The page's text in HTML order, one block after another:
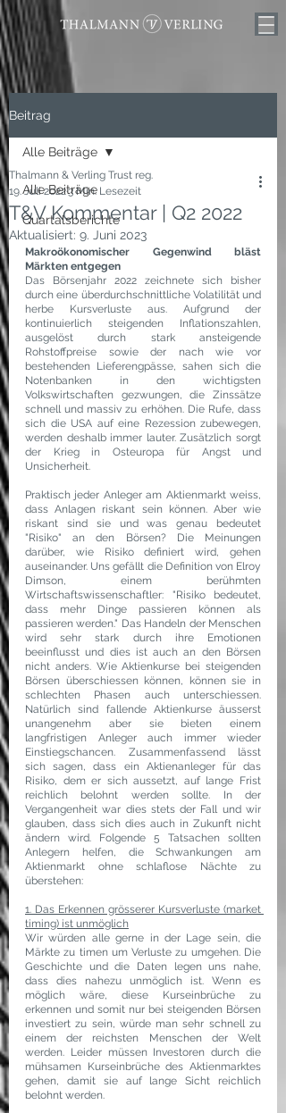
Beitrag
Alle Beiträge
Quartalsberichte
Alle Beiträge
T&V Kommentar | Q2 2022
Thalmann & Verling Trust reg.
19. Juli 20223 Min. Lesezeit
Aktualisiert: 9. Juni 2023
Makroökonomischer Gegenwind bläst
Märkten entgegen
Das Börsenjahr 2022 zeichnete sich bisher
durch eine überdurchschnittliche Volatilität und
herbe Kursverluste aus. Aufgrund der
kontinuierlich steigenden Inflationszahlen,
ausgelöst durch stark ansteigende
Rohstoffpreise sowie der nach wie vor
bestehenden Lieferengpässe, sahen sich die
Notenbanken in den wichtigsten
Volkswirtschaften gezwungen, die Zinssätze
schnell und massiv zu erhöhen. Die Rufe, dass
sich die USA auf eine Rezession zubewegen,
werden deshalb immer lauter. Zusätzlich sorgt
der Krieg in Osteuropa für Angst und
Unsicherheit.
Praktisch jeder Anleger am Aktienmarkt weiss,
dass Anlagen riskant sein können. Aber wie
riskant sind sie und was genau bedeutet
"Risiko" an den Börsen? Die Meinungen
darüber, wie Risiko definiert wird, gehen
auseinander. Uns gefällt die Definition von Elroy
Dimson, einem berühmten
Wirtschaftswissenschaftler: "Risiko bedeutet,
dass mehr Dinge passieren können als
passieren werden." Das Handeln der Menschen
wird sehr stark durch ihre Emotionen
beeinflusst und dies ist auch an den Börsen
nicht anders. Wie Aktienkurse bei steigenden
Börsen überschiessen können, können sie in
schlechten Phasen auch unterschiessen.
Natürlich sind fallende Aktienkurse äusserst
unangenehm aber sie bieten einem
langfristigen Anleger auch immer wieder
Einstiegschancen. Zusammenfassend lässt
sich sagen, dass ein Aktienanleger für das
Risiko, dem er sich aussetzt, auf lange Frist
reichlich belohnt werden sollte. In der
Vergangenheit war dies stets der Fall und wir
glauben, dass sich dies auch in Zukunft nicht
ändern wird. Folgende 5 Tatsachen sollten
Anlegern helfen, die Schwankungen am
Aktienmarkt ohne schlaflose Nächte zu
überstehen:
1. Das Erkennen grösserer Kursverluste (market
timing) ist unmöglich
Wir würden alle gerne in der Lage sein, die
Märkte zu timen um Verluste zu umgehen. Die
Geschichte und die Daten legen uns nahe,
dass dies nahezu unmöglich ist. Wenn es
möglich wäre, diese Kurseinbrüche zu
erkennen und somit nur bei steigenden Börsen
investiert zu sein, würde man sehr schnell zu
einem der reichsten Menschen der Welt
werden. Leider müssen Investoren durch die
mühsamen Kurseinbrüche des Aktienmarktes
gehen, damit sie auf lange Sicht reichlich
belohnt werden.